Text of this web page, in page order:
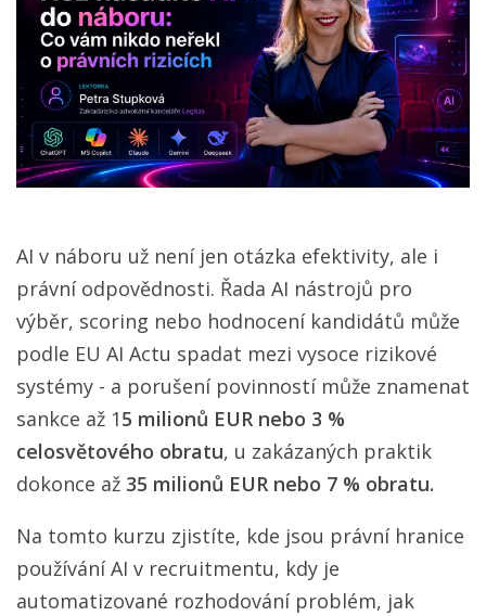
AI v náboru už není jen otázka efektivity, ale i
právní odpovědnosti. Řada AI nástrojů pro
výběr, scoring nebo hodnocení kandidátů může
podle EU AI Actu spadat mezi vysoce rizikové
systémy - a porušení povinností může znamenat
sankce až 15 milionů EUR nebo 3 %
celosvětového obratu, u zakázaných praktik
dokonce až 35 milionů EUR nebo 7 % obratu.
Na tomto kurzu zjistíte, kde jsou právní hranice
používání AI v recruitmentu, kdy je
automatizované rozhodování problém, jak